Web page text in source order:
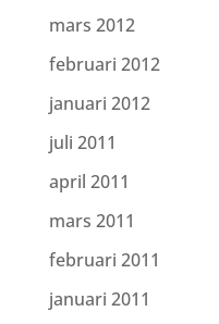
mars 2012
februari 2012
januari 2012
juli 2011
april 2011
mars 2011
februari 2011
januari 2011